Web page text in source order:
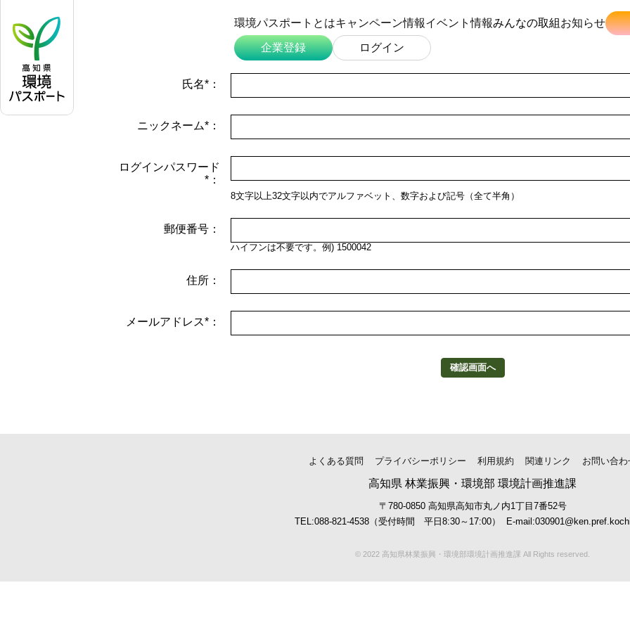
環境パスポートとはキャンペーン情報イベント情報みんなの取組お知らせ
企業登録 ログイン
氏名*：
ニックネーム*：
ログインパスワード
*：
8文字以上32文字以内でアルファベット、数字および記号（全て半角）
郵便番号：
ハイフンは不要です。例) 1500042
住所：
メールアドレス*：
確認画面へ
よくある質問 プライバシーポリシー 利用規約 関連リンク お問い合わ
高知県 林業振興・環境部 環境計画推進課
〒780-0850 高知県高知市丸ノ内1丁目7番52号
TEL:088-821-4538（受付時間 平日8:30～17:00）
E-
© 2022 高知県林業振興・環境部環境計画推進課 All Rights reserved.